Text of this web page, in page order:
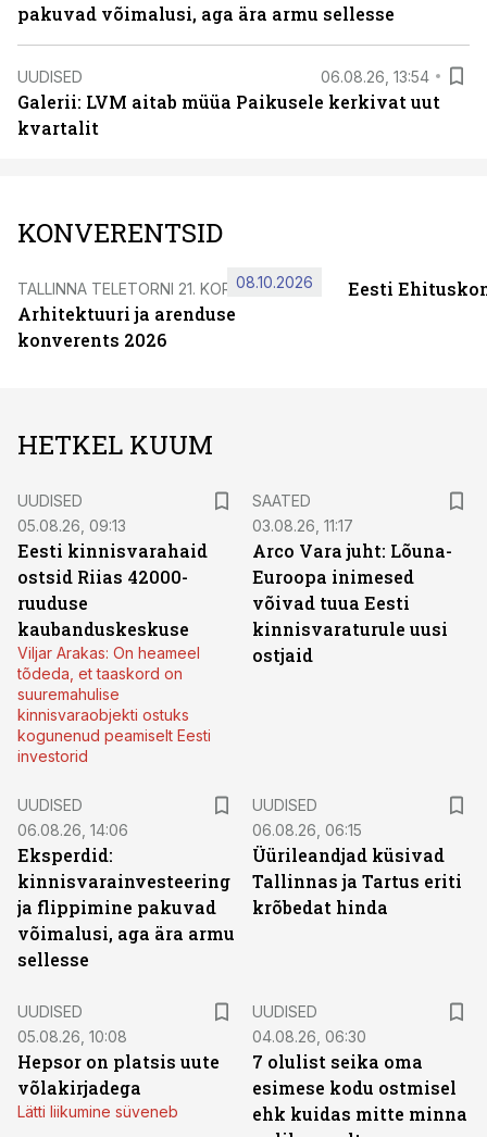
pakuvad võimalusi, aga ära armu sellesse
UUDISED 06.08.26, 13:54
Galerii: LVM aitab müüa Paikusele kerkivat uut
kvartalit
KONVERENTSID
TALLINNA TELETORNI 21. KORRUSEL
Arhitektuuri ja arenduse
konverents 2026
08.10.2026 Eesti
HETKEL KUUM
UUDISED
05.08.26, 09:13
Eesti kinnisvarahaid
ostsid Riias 42000-
ruuduse
kaubanduskeskuse
Viljar Arakas: On heameel
tõdeda, et taaskord on
suuremahulise
kinnisvaraobjekti ostuks
kogunenud peamiselt Eesti
investorid
SAATED
03.08.26, 11:17
Arco Vara juht: Lõuna-
Euroopa inimesed
võivad tuua Eesti
kinnisvaraturule uusi
ostjaid
UUDISED
06.08.26, 14:06
Eksperdid:
kinnisvarainvesteering
ja flippimine pakuvad
võimalusi, aga ära armu
sellesse
UUDISED
06.08.26, 06:15
Üürileandjad küsivad
Tallinnas ja Tartus eriti
krõbedat hinda
UUDISED
05.08.26, 10:08
Hepsor on platsis uute
võlakirjadega
Lätti liikumine süveneb
UUDISED
04.08.26, 06:30
7 olulist seika oma
esimese kodu ostmisel
ehk kuidas mitte minna